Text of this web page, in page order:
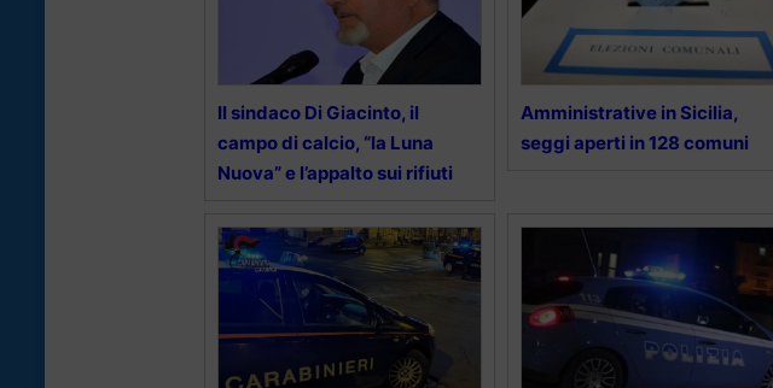
Il sindaco Di Giacinto, il
campo di calcio, “la Luna
Nuova” e l’appalto sui rifiuti
Amministrative in Sicilia,
seggi aperti in 128 comuni